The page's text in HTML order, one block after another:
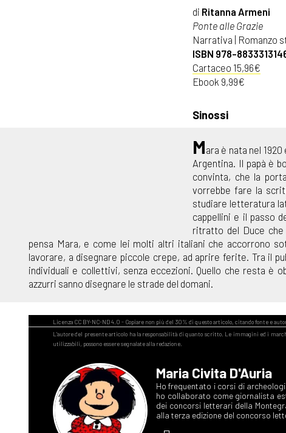
di Ritanna Armeni
Ponte alle Grazie
Narrativa | Romanzo
ISBN 978-
Cartaceo 15,96€
Ebook 9,99€
Sinossi
Mara è nata nel
Argentina. Il papà è
convinta, che la
vorrebbe fare la
studiare letteratura
cappellini e il passo
ritratto del Duce che
pensa Mara, e come lei molti altri italiani che accorrono
lavorare, a disegnare piccole crepe, ad aprire ferite. Tra il
individuali e collettivi, senza eccezioni. Quello che resta è
azzurri sanno disegnare le strade del domani.
Maria Civita D'Auria